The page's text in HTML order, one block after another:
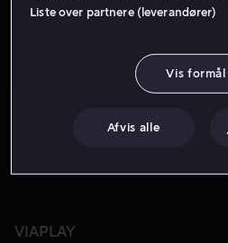
VIAPLAY
Liste over partnere (leverandører)
Vis formål
Afvis alle